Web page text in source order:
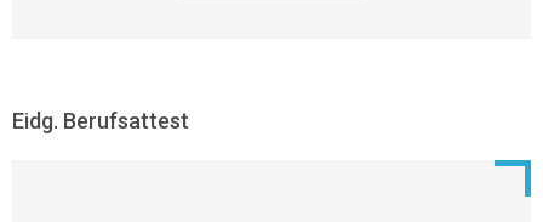
Eidg. Berufsattest